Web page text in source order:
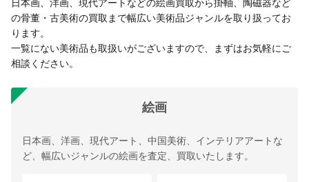
日本画、洋画、現代アートなどの絵画買取から掛軸、陶磁器など
の骨董・古美術の買取まで幅広い美術品ジャンルを取り扱ってお
ります。
一覧にない美術品も取扱いがございますので、まずはお気軽にご
相談ください。
絵画
日本画、洋画、現代アート、中国美術、インテリアアートな
ど、幅広いジャンルの絵画を査定、買取いたします。